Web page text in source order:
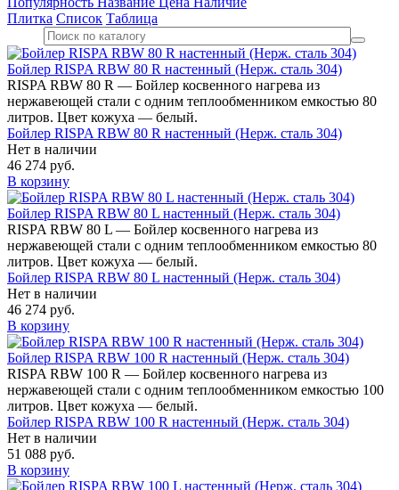
Плитка Список Таблица
Бойлер RISPA RBW 80 R настенный (Нерж. сталь 304)
RISPA RBW 80 R — Бойлер косвенного нагрева из
нержавеющей стали с одним теплообменником емкостью 80
литров. Цвет кожуха — белый.
Бойлер RISPA RBW 80 R настенный (Нерж. сталь 304)
Нет в наличии
46 274 руб.
В корзину
Бойлер RISPA RBW 80 L настенный (Нерж. сталь 304)
RISPA RBW 80 L — Бойлер косвенного нагрева из
нержавеющей стали с одним теплообменником емкостью 80
литров. Цвет кожуха — белый.
Бойлер RISPA RBW 80 L настенный (Нерж. сталь 304)
Нет в наличии
46 274 руб.
В корзину
Бойлер RISPA RBW 100 R настенный (Нерж. сталь 304)
RISPA RBW 100 R — Бойлер косвенного нагрева из
нержавеющей стали с одним теплообменником емкостью 100
литров. Цвет кожуха — белый.
Бойлер RISPA RBW 100 R настенный (Нерж. сталь 304)
Нет в наличии
51 088 руб.
В корзину